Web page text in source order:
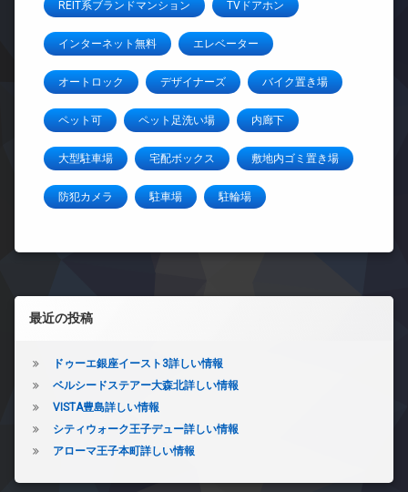
REIT系ブランドマンション TVドアホン
インターネット無料 エレベーター
オートロック デザイナーズ バイク置き場
ペット可 ペット足洗い場 内廊下
大型駐車場 宅配ボックス 敷地内ゴミ置き場
防犯カメラ 駐車場 駐輪場
左サイドバー
最近の投稿
ドゥーエ銀座イースト3詳しい情報
ベルシードステアー大森北詳しい情報
VISTA豊島詳しい情報
シティウォーク王子デュー詳しい情報
アローマ王子本町詳しい情報